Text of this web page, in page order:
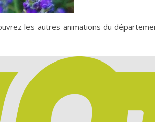
les autres animations du